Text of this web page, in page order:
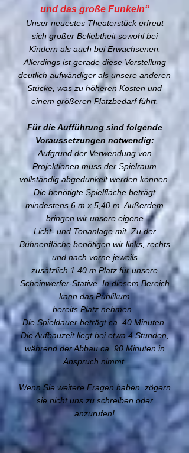
und das große Funkeln“
Unser neuestes Theaterstück erfreut
sich großer Beliebtheit sowohl bei
Kindern als auch bei Erwachsenen.
Allerdings ist gerade diese Vorstellung
deutlich aufwändiger als unsere anderen
Stücke, was zu höheren Kosten und
einem größeren Platzbedarf führt.
Für die Aufführung sind folgende
Voraussetzungen notwendig:
Aufgrund der Verwendung von
Projektionen muss der Spielraum
vollständig abgedunkelt werden können.
Die benötigte Spielfläche beträgt
mindestens 6 m x 5,40 m. Außerdem
bringen wir unsere eigene
Licht- und Tonanlage mit. Zu der
Bühnenfläche benötigen wir links, rechts
und nach vorne jeweils
zusätzlich 1,40 m Platz für unsere
Scheinwerfer-Stative. In diesem Bereich
kann das Publikum
bereits Platz nehmen.
Die Spieldauer beträgt ca. 40 Minuten.
Die Aufbauzeit liegt bei etwa 4 Stunden,
während der Abbau ca. 90 Minuten in
Anspruch nimmt.
Wenn Sie weitere Fragen haben, zögern
sie nicht uns zu schreiben oder
anzurufen!